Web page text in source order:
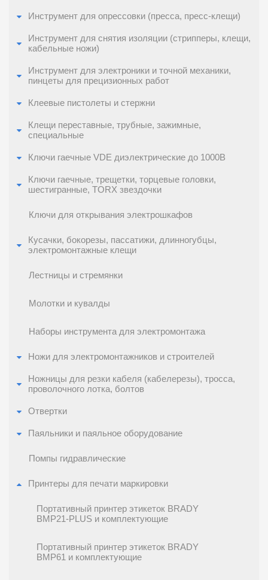
Инструмент для опрессовки (пресса, пресс-клещи)
Инструмент для снятия изоляции (стрипперы, клещи,
кабельные ножи)
Инструмент для электроники и точной механики,
пинцеты для прецизионных работ
Клеевые пистолеты и стержни
Клещи переставные, трубные, зажимные,
специальные
Ключи гаечные VDE диэлектрические до 1000В
Ключи гаечные, трещетки, торцевые головки,
шестигранные, TORX звездочки
Ключи для открывания электрошкафов
Кусачки, бокорезы, пассатижи, длинногубцы,
электромонтажные клещи
Лестницы и стремянки
Молотки и кувалды
Наборы инструмента для электромонтажа
Ножи для электромонтажников и строителей
Ножницы для резки кабеля (кабелерезы), тросса,
проволочного лотка, болтов
Отвертки
Паяльники и паяльное оборудование
Помпы гидравлические
Принтеры для печати маркировки
Портативный принтер этикеток BRADY
BMP21-PLUS и комплектующие
Портативный принтер этикеток BRADY
BMP61 и комплектующие